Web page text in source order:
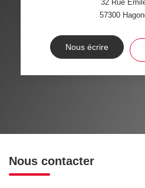
32 Rue
57300
Nous écrire
Nous contacter